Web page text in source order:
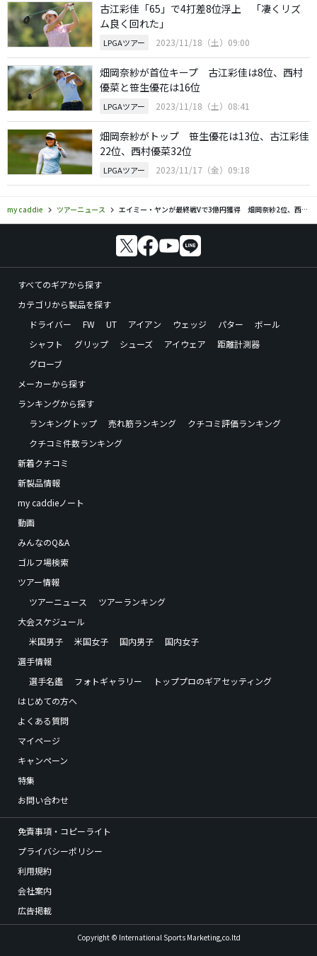
古江彩佳「65」で4打差8位浮上 「凄くリズ
ム良く回れた」
LPGAツアー 2023/11/18（土）09:00
畑岡奈紗が首位キープ 古江彩佳は8位、西村
優菜と笹生優花は16位
LPGAツアー 2023/11/18（土）08:41
畑岡奈紗がトップ 笹生優花は13位、古江彩佳
22位、西村優菜32位
LPGAツアー 2023/11/17（金）09:18
my caddie ツアーニュース エイミー・ヤンが最終戦Vで3億円獲得 畑岡奈紗2位、西村優菜13位
すべてのギアから探す
カテゴリから製品を探す
ドライバー
FW UT アイアン ウェッジ パター
ボール
シャフト
グリップ シューズ アイウェア
距離計測器
グローブ
メーカーから探す
ランキングから探す
ランキングトップ
売れ筋ランキング
クチコミ評価ランキング
クチコミ件数ランキング
新着クチコミ
新製品情報
my caddieノート
動画
みんなのQ&A
ゴルフ場検索
ツアー情報
ツアーニュース
ツアーランキング
大会スケジュール
米国男子
米国女子 国内男子
国内女子
選手情報
選手名鑑
フォトギャラリー
トッププロのギアセッティング
はじめての方へ
よくある質問
マイページ
キャンペーン
特集
お問い合わせ
免責事項・コピーライト
プライバシーポリシー
利用規約
会社案内
広告掲載
Copyright © International Sports Marketing,co.ltd